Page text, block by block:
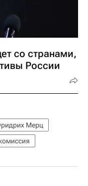
со странами,
России
Мерц